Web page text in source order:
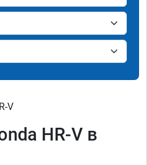
V
HR-V в